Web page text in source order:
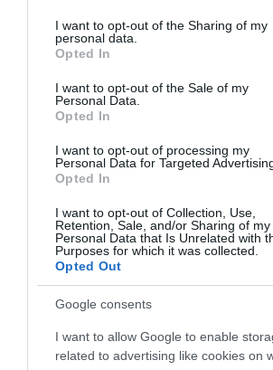
not limited to your visit or usage behaviour.
grant or deny consent to Google and its
use your data for below specified
consent section.
I want to opt-out of the Sharing of my
personal data.
Opted In
I want to opt-out of the Sale of my
Personal Data.
Opted In
I want to opt-out of processing my
Personal Data for Targeted
Opted In
I want to opt-out of Collection, Use,
Retention, Sale, and/or Sharing of my
Personal Data that Is Unrelated with
Purposes for which it was collected.
Opted Out
Google consents
I want to allow Google to enable
related to advertising like cookies on
Η Τουρκία και το Ιράκ
συμφωνία για τον αγωγό
Μεταφορά έως 750.000
ημερησίως